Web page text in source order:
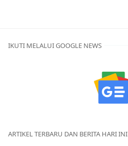
IKUTI MELALUI GOOGLE NEWS
ARTIKEL TERBARU DAN BERITA HARI INI